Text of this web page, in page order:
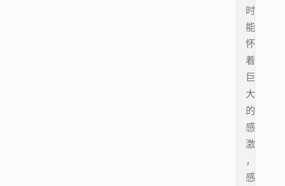
时
能
怀
着
巨
大
的
感
激
，
感